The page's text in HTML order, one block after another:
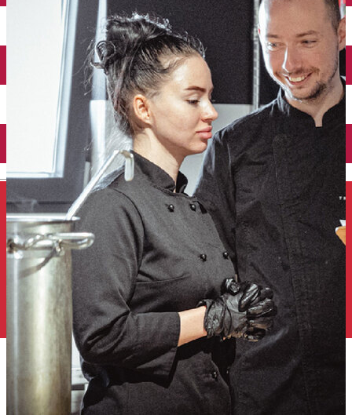
English
Închirieri auto
Închirieri de biciclete